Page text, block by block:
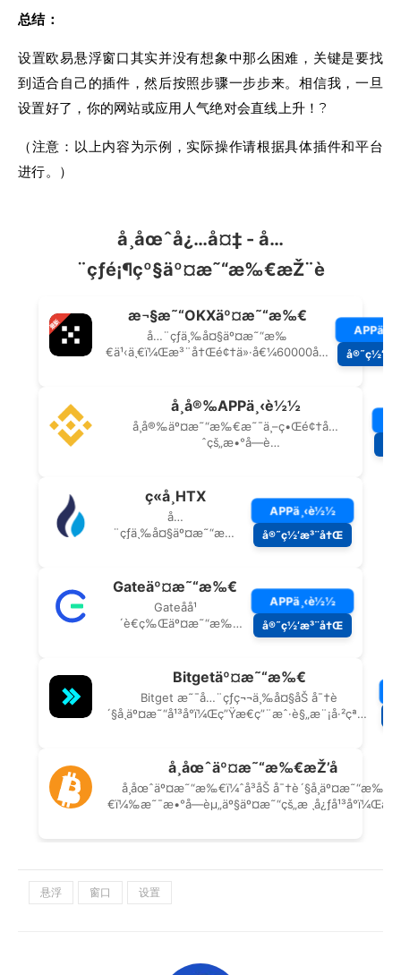
总结：
设置欧易悬浮窗口其实并没有想象中那么困难，关键是要找
到适合自己的插件，然后按照步骤一步步来。相信我，一旦
设置好了，你的网站或应用人气绝对会直线上升！?
（注意：以上内容为示例，实际操作请根据具体插件和平台
进行。）
悬浮 窗口 设置